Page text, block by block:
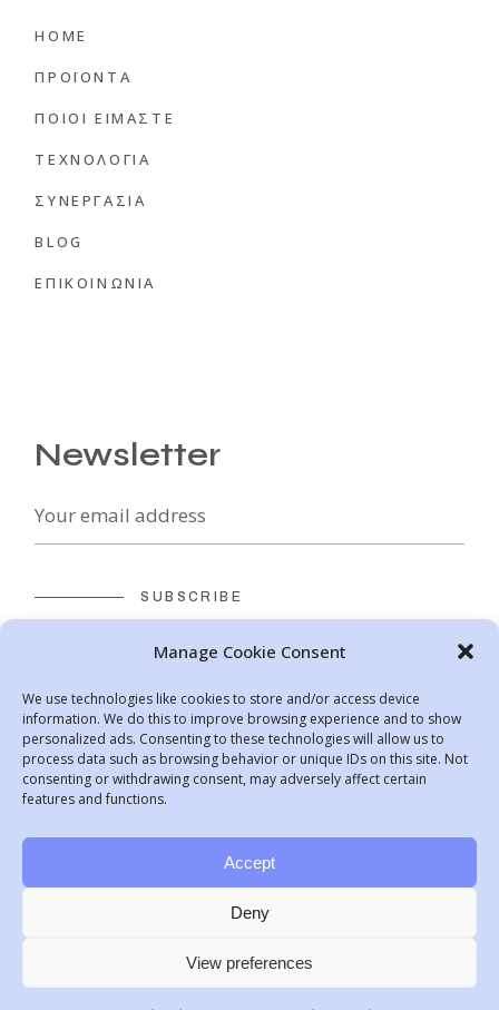
Manage Cookie Consent
We use technologies like cookies to store and/or access device
information. We do this to improve browsing experience and to show
personalized ads. Consenting to these technologies will allow us to
process data such as browsing behavior or unique IDs on this site. Not
consenting or withdrawing consent, may adversely affect certain
features and functions.
Accept
Deny
View preferences
HOME
ΠΡΟΪΟΝΤΑ
ΠΟΙΟΙ ΕΊΜΑΣΤΕ
ΤΕΧΝΟΛΟΓΙΑ
ΣΥΝΕΡΓΑΣΙΑ
BLOG
ΕΠΙΚΟΙΝΩΝΙΑ
Newsletter
SUBSCRIBE
ΠΟΛΙΤΙΚΗ ΑΠΟΡΡΗΤΟΥ
ΠΟΛΙΤΙΚΗ ΧΡΗΣΗΣ COOKIES
& Consulting by